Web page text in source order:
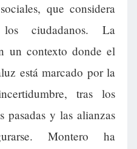
que considera
los ciudadanos. La
un contexto donde el
está marcado por la
tras los
pasadas y las alianzas
Montero ha